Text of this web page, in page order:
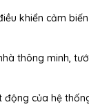
khiển cảm
thông minh,
động của hệ